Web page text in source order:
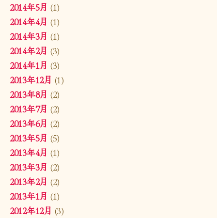
2014年5月 (1)
2014年4月 (1)
2014年3月 (1)
2014年2月 (3)
2014年1月 (3)
2013年12月 (1)
2013年8月 (2)
2013年7月 (2)
2013年6月 (2)
2013年5月 (5)
2013年4月 (1)
2013年3月 (2)
2013年2月 (2)
2013年1月 (1)
2012年12月 (3)